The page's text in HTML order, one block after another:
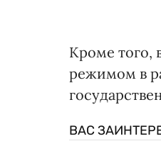
Кроме того,
режимом в
ВАС